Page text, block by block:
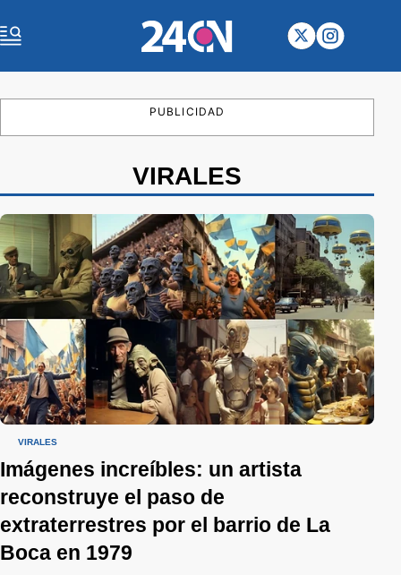
PUBLICIDAD
VIRALES
VIRALES
Imágenes increíbles: un artista
reconstruye el paso de
extraterrestres por el barrio de La
Boca en 1979